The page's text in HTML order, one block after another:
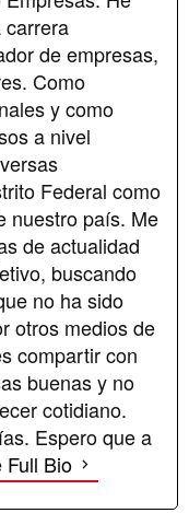
carrera
de empresas,
Como
y como
a nivel
Federal como
nuestro país. Me
de actualidad
buscando
no ha sido
otros medios de
compartir con
buenas y no
cotidiano.
Espero que a
Full Bio